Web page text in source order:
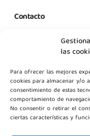
las
Para ofrecer las mejores
cookies para almacenar y/o
consentimiento de estas
comportamiento de
No consentir o retirar el
ciertas características y
Contacto
C. Margarita Nelken,
+34 915 916 113
+34 744 667 846
Contáctanos